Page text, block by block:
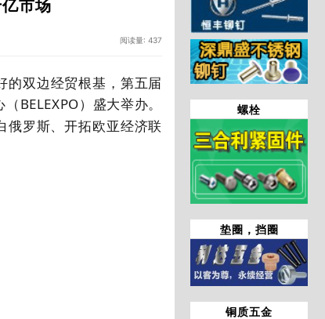
螺栓
垫圈，挡圈
铜质五金
市场
阅读量: 437
的双边经贸根基，第五届
（BELEXPO）盛大举办。
俄罗斯、开拓欧亚经济联